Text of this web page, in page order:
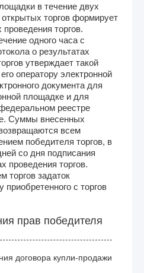
в течение двух
торгов формирует
проведения торгов.
одного часа с
о результатах
утверждает такой
оператору электронной
документа для
площадке и для
реестре
Суммы внесенных
всем
победителя торгов, в
со дня подписания
проведения торгов.
торгов задаток
приобретенного с торгов
прав победителя
договора купли-продажи